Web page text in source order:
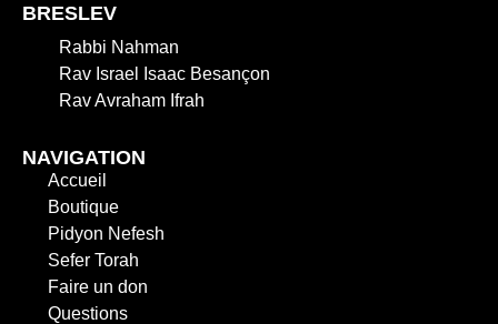
BRESLEV
Rabbi Nahman
Rav Israel Isaac Besançon
Rav Avraham Ifrah
NAVIGATION
Accueil
Boutique
Pidyon Nefesh
Sefer Torah
Faire un don
Questions